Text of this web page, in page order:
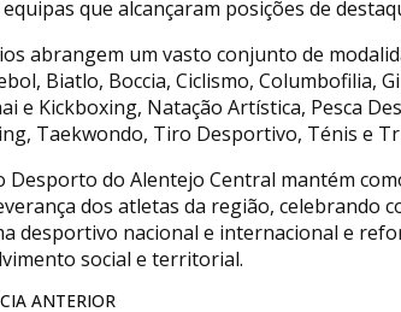
que alcançaram posições de
abrangem um vasto conjunto de
Biatlo, Boccia, Ciclismo, Columbofilia,
e Kickboxing, Natação Artística, Pesca
Taekwondo, Tiro Desportivo, Ténis e
Desporto do Alentejo Central mantém
dos atletas da região, celebrando
desportivo nacional e internacional e
social e territorial.
ANTERIOR